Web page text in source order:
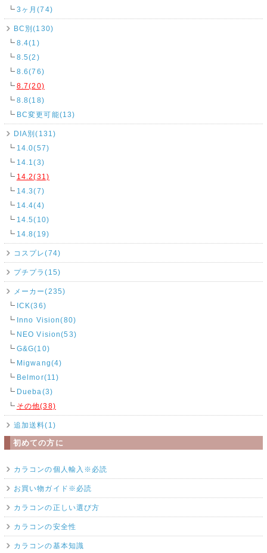
3ヶ月(74)
BC別(130)
8.4(1)
8.5(2)
8.6(76)
8.7(20)
8.8(18)
BC変更可能(13)
DIA別(131)
14.0(57)
14.1(3)
14.2(31)
14.3(7)
14.4(4)
14.5(10)
14.8(19)
コスプレ(74)
プチプラ(15)
メーカー(235)
ICK(36)
Inno Vision(80)
NEO Vision(53)
G&G(10)
Migwang(4)
Belmor(11)
Dueba(3)
その他(38)
追加送料(1)
初めての方に
カラコンの個人輸入※必読
お買い物ガイド※必読
カラコンの正しい選び方
カラコンの安全性
カラコンの基本知識